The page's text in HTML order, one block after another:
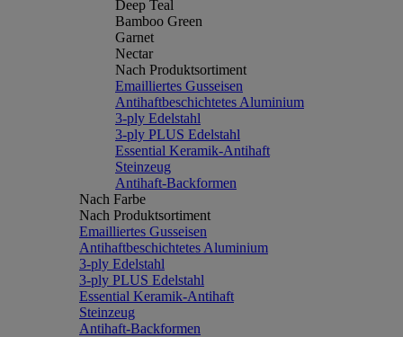
Deep Teal
Bamboo Green
Garnet
Nectar
Nach Produktsortiment
Emailliertes Gusseisen
Antihaftbeschichtetes Aluminium
3-ply Edelstahl
3-ply PLUS Edelstahl
Essential Keramik-Antihaft
Steinzeug
Antihaft-Backformen
Nach Farbe
Nach Produktsortiment
Emailliertes Gusseisen
Antihaftbeschichtetes Aluminium
3-ply Edelstahl
3-ply PLUS Edelstahl
Essential Keramik-Antihaft
Steinzeug
Antihaft-Backformen